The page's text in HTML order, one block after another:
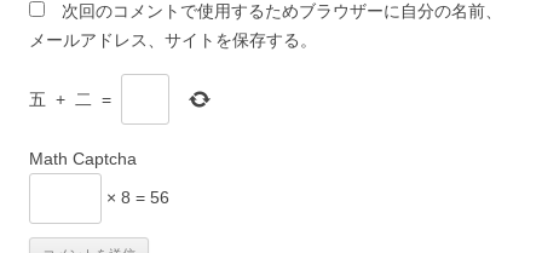
次回のコメントで使用するためブラウザーに自分の名前、
メールアドレス、サイトを保存する。
五 + 二 =
Math Captcha
× 8 = 56